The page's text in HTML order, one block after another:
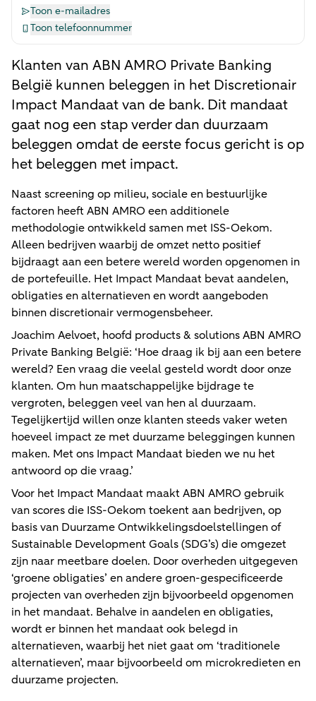
Toon e-mailadres
Toon telefoonnummer
Klanten van ABN AMRO Private Banking
België kunnen beleggen in het Discretionair
Impact Mandaat van de bank. Dit mandaat
gaat nog een stap verder dan duurzaam
beleggen omdat de eerste focus gericht is op
het beleggen met impact.
Naast screening op milieu, sociale en bestuurlijke
factoren heeft ABN AMRO een additionele
methodologie ontwikkeld samen met ISS-Oekom.
Alleen bedrijven waarbij de omzet netto positief
bijdraagt aan een betere wereld worden opgenomen in
de portefeuille. Het Impact Mandaat bevat aandelen,
obligaties en alternatieven en wordt aangeboden
binnen discretionair vermogensbeheer.
Joachim Aelvoet, hoofd products & solutions ABN AMRO
Private Banking België: ‘Hoe draag ik bij aan een betere
wereld? Een vraag die veelal gesteld wordt door onze
klanten. Om hun maatschappelijke bijdrage te
vergroten, beleggen veel van hen al duurzaam.
Tegelijkertijd willen onze klanten steeds vaker weten
hoeveel impact ze met duurzame beleggingen kunnen
maken. Met ons Impact Mandaat bieden we nu het
antwoord op die vraag.’
Voor het Impact Mandaat maakt ABN AMRO gebruik
van scores die ISS-Oekom toekent aan bedrijven, op
basis van Duurzame Ontwikkelingsdoelstellingen of
Sustainable Development Goals (SDG’s) die omgezet
zijn naar meetbare doelen. Door overheden uitgegeven
‘groene obligaties’ en andere groen-gespecificeerde
projecten van overheden zijn bijvoorbeeld opgenomen
in het mandaat. Behalve in aandelen en obligaties,
wordt er binnen het mandaat ook belegd in
alternatieven, waarbij het niet gaat om ‘traditionele
alternatieven’, maar bijvoorbeeld om microkredieten en
duurzame projecten.